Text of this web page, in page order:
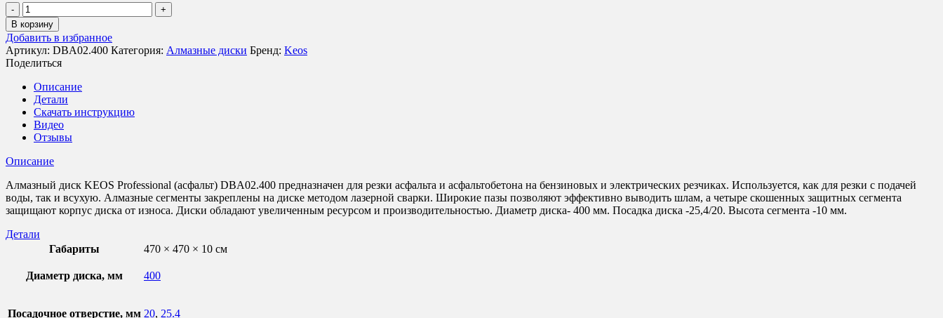
Количество
товара
Диск
алмазный
KEOS
Professional
сегментный
(асфальт)
400мм/25,4/20
(DBA02.400)
В корзину
Добавить в избранное
Артикул: DBA02.400 Категория: Алмазные диски Бренд: Keos
Поделиться
Описание
Детали
Скачать инструкцию
Видео
Отзывы
Описание
Алмазный диск KEOS Professional (асфальт) DBA02.400 предназначен для резки асфальта и асфальтобетона на бензиновых и электрических резчиках. Используется, как для резки с подачей
воды, так и всухую. Алмазные сегменты закреплены на диске методом лазерной сварки. Широкие пазы позволяют эффективно выводить шлам, а четыре скошенных защитных сегмента
защищают корпус диска от износа. Диски обладают увеличенным ресурсом и производительностью. Диаметр диска- 400 мм. Посадка диска -25,4/20. Высота сегмента -10 мм.
Детали
Габариты
470 × 470 × 10 см
Диаметр диска, мм 400
Посадочное отверстие, мм 20, 25.4